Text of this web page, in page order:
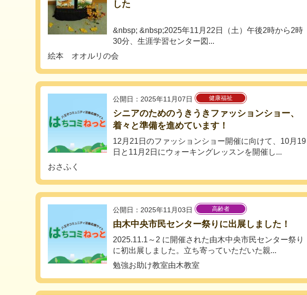
した
&nbsp; &nbsp;2025年11月22日（土）午後2時から2時
30分、生涯学習センター図...
絵本 オオルリの会
公開日：2025年11月07日 健康福祉
シニアのためのうきうきファッションショー、
着々と準備を進めています！
12月21日のファッションショー開催に向けて、10月19
日と11月2日にウォーキングレッスンを開催し...
おさふく
公開日：2025年11月03日 高齢者
由木中央市民センター祭りに出展しました！
2025.11.1～2 に開催された由木中央市民センター祭り
に初出展しました。立ち寄っていただいた親...
勉強お助け教室由木教室